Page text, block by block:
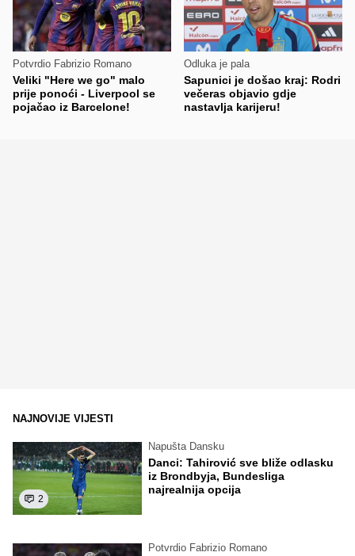
Potvrdio Fabrizio Romano
Veliki "Here we go" malo
prije ponoći - Liverpool se
pojačao iz Barcelone!
Odluka je pala
Sapunici je došao kraj: Rodri
večeras objavio gdje
nastavlja karijeru!
NAJNOVIJE VIJESTI
2
Napušta Dansku
Danci: Tahirović sve bliže odlasku
iz Brondbyja, Bundesliga
najrealnija opcija
Potvrdio Fabrizio Romano